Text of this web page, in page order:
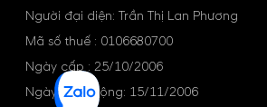
Người đại diện: Trần Thị Lan Phương
Mã số thuế : 0106680700
Ngày cấp : 25/10/2006
Ngày hoạt động: 15/11/2006